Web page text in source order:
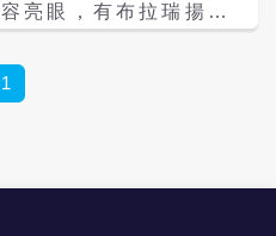
亮眼，有布拉瑞揚舞
劇場，攜手金曲獎得
拉瑞揚表示：「我們
到筋骨粘膜。」觀眾
1